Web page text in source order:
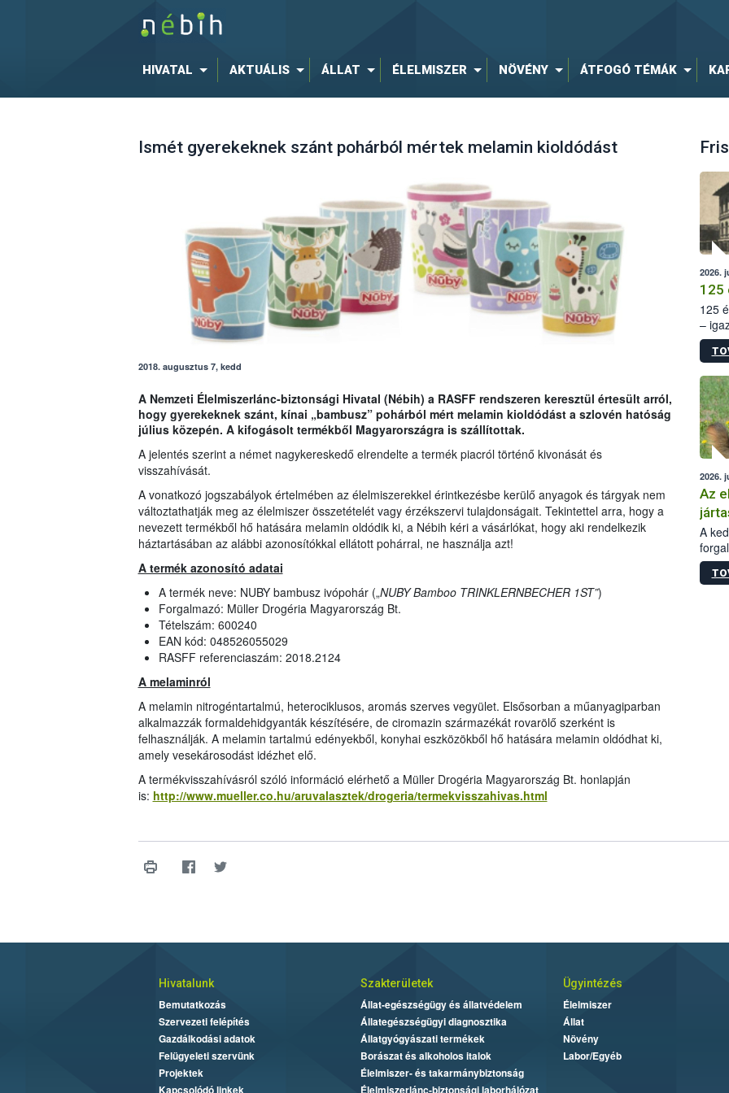
HIVATAL AKTUÁLIS ÁLLAT ÉLELMISZER NÖVÉNY ÁTFOGÓ TÉMÁK
Ismét gyerekeknek szánt pohárból mértek melamin kioldódást
2018. augusztus 7, kedd
A Nemzeti Élelmiszerlánc-biztonsági Hivatal (Nébih) a RASFF rendszeren keresztül értesült arról,
hogy gyerekeknek szánt, kínai „bambusz” pohárból mért melamin kioldódást a szlovén hatóság
július közepén. A kifogásolt termékből Magyarországra is szállítottak.
A jelentés szerint a német nagykereskedő elrendelte a termék piacról történő kivonását és
visszahívását.
A vonatkozó jogszabályok értelmében az élelmiszerekkel érintkezésbe kerülő anyagok és tárgyak nem
változtathatják meg az élelmiszer összetételét vagy érzékszervi tulajdonságait. Tekintettel arra, hogy a
nevezett termékből hő hatására melamin oldódik ki, a Nébih kéri a vásárlókat, hogy aki rendelkezik
háztartásában az alábbi azonosítókkal ellátott pohárral, ne használja azt!
A termék azonosító adatai
A termék neve: NUBY bambusz ivópohár („NUBY Bamboo TRINKLERNBECHER 1ST”)
Forgalmazó: Müller Drogéria Magyarország Bt.
Tételszám: 600240
EAN kód: 048526055029
RASFF referenciaszám: 2018.2124
A melaminról
A melamin nitrogéntartalmú, heterociklusos, aromás szerves vegyület. Elsősorban a műanyagiparban
alkalmazzák formaldehidgyanták készítésére, de ciromazin származékát rovarölő szerként is
felhasználják. A melamin tartalmú edényekből, konyhai eszközökből hő hatására melamin oldódhat ki,
amely vesekárosodást idézhet elő.
A termékvisszahívásról szóló információ elérhető a Müller Drogéria Magyarország Bt. honlapján
is: http://www.mueller.co.hu/aruvalasztek/drogeria/termekvisszahivas.html
2026.
125
125
–
15.
2026.
Az
A
Hivatalunk
Bemutatkozás
Szervezeti felépítés
Gazdálkodási adatok
Felügyeleti szervünk
Projektek
Kapcsolódó linkek
Szakterületek
Állat-egészségügy és állatvédelem
Állategészségügyi diagnosztika
Állatgyógyászati termékek
Borászat és alkoholos italok
Élelmiszer- és takarmánybiztonság
Élelmiszerlánc-biztonsági laborhálózat
Ügyintézés
Élelmiszer
Állat
Növény
Labor/Egyéb